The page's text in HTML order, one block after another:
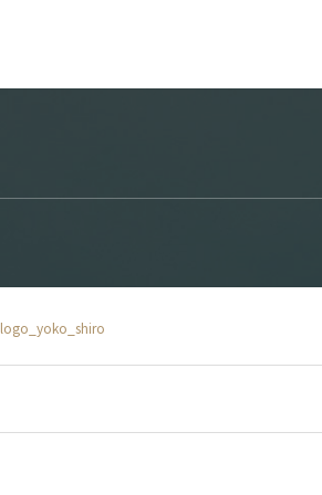
logo_yoko_shiro